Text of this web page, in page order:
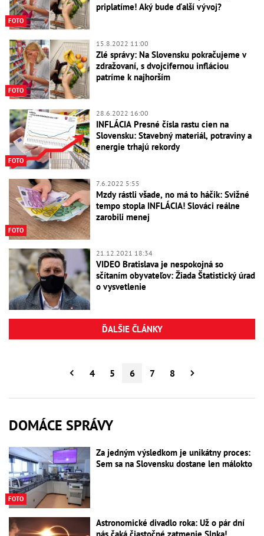
FOTO
priplatíme! Aký bude ďalší vývoj?
FOTO
15.8.2022 11:00
Zlé správy: Na Slovensku pokračujeme v
zdražovaní, s dvojcifernou infláciou
patríme k najhorším
FOTO
28.6.2022 16:00
INFLÁCIA Presné čísla rastu cien na
Slovensku: Stavebný materiál, potraviny a
energie trhajú rekordy
FOTO
7.6.2022 5:55
Mzdy rástli všade, no má to háčik: Svižné
tempo stopla INFLÁCIA! Slováci reálne
zarobili menej
21.12.2021 18:34
VIDEO Bratislava je nespokojná so
sčítaním obyvateľov: Žiada Štatistický úrad
o vysvetlenie
ĎALŠIE ČLÁNKY
4 5 6 7 8
DOMÁCE SPRÁVY
FOTO
Za jedným výsledkom je unikátny proces:
Sem sa na Slovensku dostane len málokto
Astronomické divadlo roka: Už o pár dní